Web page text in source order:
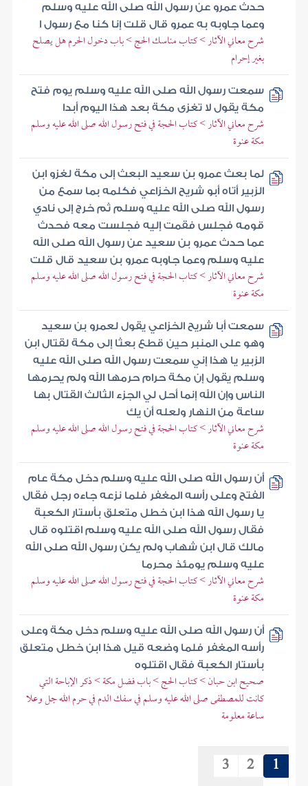
حدث عمرو عن رسول الله صلى الله عليه وسلم
وعما جاوبه به عمرو قال قلت إنا كنا مع رسول ا
شرح معاني الآثار > كتاب مناسك الحج > باب دخول الحرم هل يصلح
بغير إحرام
سمعت رسول الله صلى الله عليه وسلم يوم فتح
مكة يقول لا تغزى مكة بعد هذا اليوم أبدا
شرح معاني الآثار > كتاب الحجة في فتح رسول الله صلى الله عليه وسلم
مكة عنوة
لما بعث عمرو بن سعيد البعث إلى مكة لغزو ابن
الزبير أتاه أبو شريح الخزاعي فكلمه بما سمع من
رسول الله صلى الله عليه وسلم ثم خرج إلى نادي
قومه فجلس فقمت إليه فجلست معه فحدث
عما حدث عمرو بن سعيد عن رسول الله صلى الله
عليه وسلم وعما جاوبه عمرو بن سعيد قال قلت
شرح معاني الآثار > كتاب الحجة في فتح رسول الله صلى الله عليه وسلم
مكة عنوة
سمعت أبا شريح الخزاعي يقول لعمرو بن سعيد
وهو على المنبر حين قطع بعثا إلى مكة لقتال ابن
الزبير يا هذا إني سمعت رسول الله صلى الله عليه
وسلم يقول إن مكة حرام حرمها الله ولم يحرمها
الناس وإن الله إنما أحل لي الجزء الثالث القتال بها
ساعة من النهار ولعله أن يك
شرح معاني الآثار > كتاب الحجة في فتح رسول الله صلى الله عليه وسلم
مكة عنوة
أن رسول الله صلى الله عليه وسلم دخل مكة عام
الفتح وعلى رأسه المغفر فلما نزعه جاءه رجل فقال
يا رسول الله هذا ابن خطل متعلق بأستار الكعبة
فقال رسول الله صلى الله عليه وسلم اقتلوه قال
مالك قال ابن شهاب ولم يكن رسول الله صلى الله
عليه وسلم يومئذ محرما
شرح معاني الآثار > كتاب الحجة في فتح رسول الله صلى الله عليه وسلم
مكة عنوة
أن رسول الله صلى الله عليه وسلم دخل مكة وعلى
رأسه المغفر فلما وضعه قيل هذا ابن خطل متعلق
بأستار الكعبة فقال اقتلوه
صحيح ابن حبان > كتاب الحج > باب فضل مكة > ذكر الإباحة التي
كانت للمصطفى صلى الله عليه وسلم في سفك الدم في حرم الله جل وعلا
ساعة معلومة
1
2
3